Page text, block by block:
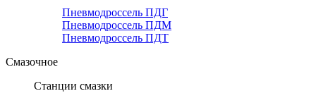
Пневмодроссель ПДГ
Пневмодроссель ПДМ
Пневмодроссель ПДТ
Смазочное
Станции смазки